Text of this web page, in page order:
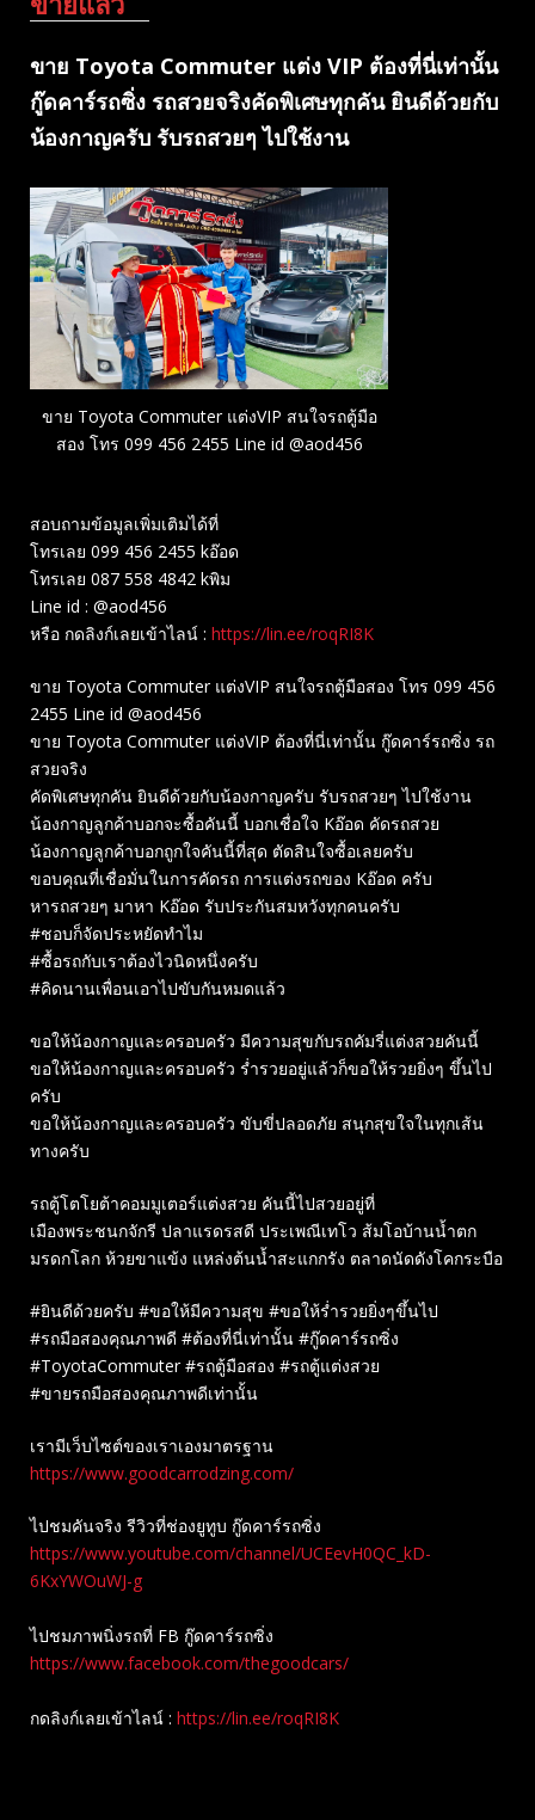
ขาย Toyota Commuter แต่ง VIP ต้องที่นี่เท่านั้น
กู๊ดคาร์รถซิ่ง รถสวยจริงคัดพิเศษทุกคัน ยินดีด้วยกับ
น้องกาญครับ รับรถสวยๆ ไปใช้งาน
ขาย Toyota Commuter แต่งVIP สนใจรถตู้มือ
สอง โทร 099 456 2455 Line id @aod456
สอบถามข้อมูลเพิ่มเติมได้ที่
โทรเลย 099 456 2455 kอ๊อด
โทรเลย 087 558 4842 kพิม
Line id : @aod456
หรือ กดลิงก์เลยเข้าไลน์ : https://lin.ee/roqRI8K
ขาย Toyota Commuter แต่งVIP สนใจรถตู้มือสอง โทร 099 456
2455 Line id @aod456
ขาย Toyota Commuter แต่งVIP ต้องที่นี่เท่านั้น กู๊ดคาร์รถซิ่ง รถ
สวยจริง
คัดพิเศษทุกคัน ยินดีด้วยกับน้องกาญครับ รับรถสวยๆ ไปใช้งาน
น้องกาญลูกค้าบอกจะซื้อคันนี้ บอกเชื่อใจ Kอ๊อด คัดรถสวย
น้องกาญลูกค้าบอกถูกใจคันนี้ที่สุด ตัดสินใจซื้อเลยครับ
ขอบคุณที่เชื่อมั่นในการคัดรถ การแต่งรถของ Kอ๊อด ครับ
หารถสวยๆ มาหา Kอ๊อด รับประกันสมหวังทุกคนครับ
#ชอบก็จัดประหยัดทำไม
#ซื้อรถกับเราต้องไวนิดหนึ่งครับ
#คิดนานเพื่อนเอาไปขับกันหมดแล้ว
ขอให้น้องกาญและครอบครัว มีความสุขกับรถคัมรี่แต่งสวยคันนี้
ขอให้น้องกาญและครอบครัว ร่ำรวยอยู่แล้วก็ขอให้รวยยิ่งๆ ขึ้นไป
ครับ
ขอให้น้องกาญและครอบครัว ขับขี่ปลอดภัย สนุกสุขใจในทุกเส้น
ทางครับ
รถตู้โตโยต้าคอมมูเตอร์แต่งสวย คันนี้ไปสวยอยู่ที่
เมืองพระชนกจักรี ปลาแรดรสดี ประเพณีเทโว ส้มโอบ้านน้ำตก
มรดกโลก ห้วยขาแข้ง แหล่งต้นน้ำสะแกกรัง ตลาดนัดดังโคกระบือ
#ยินดีด้วยครับ #ขอให้มีความสุข #ขอให้ร่ำรวยยิ่งๆขึ้นไป
#รถมือสองคุณภาพดี #ต้องที่นี่เท่านั้น #กู๊ดคาร์รถซิ่ง
#ToyotaCommuter #รถตู้มือสอง #รถตู้แต่งสวย
#ขายรถมือสองคุณภาพดีเท่านั้น
เรามีเว็บไซต์ของเราเองมาตรฐาน
https://www.goodcarrodzing.com/
ไปชมคันจริง รีวิวที่ช่องยู​ทูบ​ กู๊ดคาร์รถซิ่ง
https://www.youtube.com/channel/UCEevH0QC_kD-
6KxYWOuWJ-g
ไปชมภาพนิ่งรถที่ FB กู๊ดคาร์รถซิ่ง
https://www.facebook.com/thegoodcars/
กดลิงก์เลยเข้าไลน์ : https://lin.ee/roqRI8K